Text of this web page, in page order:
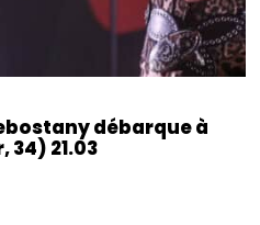
débarque à
21.03